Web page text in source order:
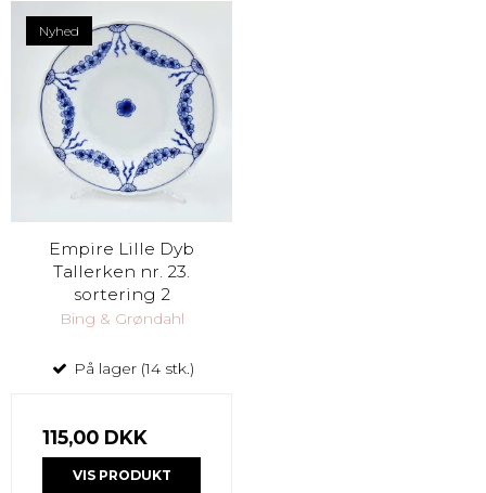
Nyhed
Empire Lille Dyb
Tallerken nr. 23.
sortering 2
Bing & Grøndahl
På lager (14 stk.)
115,00 DKK
VIS PRODUKT